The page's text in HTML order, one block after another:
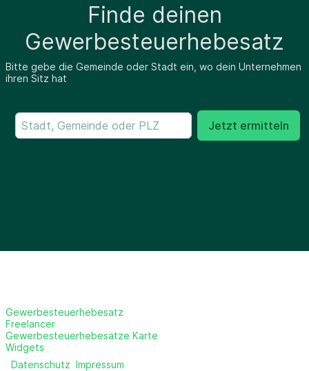
Finde deinen
Gewerbesteuerhebesatz
Bitte gebe die Gemeinde oder Stadt ein, wo dein Unternehmen
ihren Sitz hat
Jetzt ermitteln
Gewerbesteuerhebesatz
Freelancer
Gewerbesteuerhebesätze Karte
Widgets
Datenschutz Impressum